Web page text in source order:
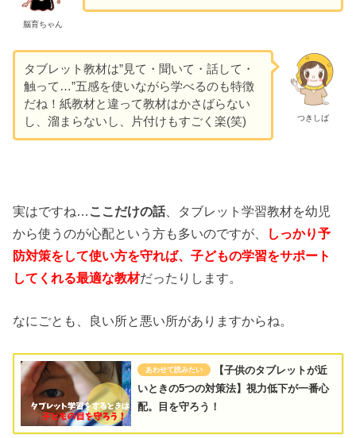
脳育ちゃん
つきしば
タブレット教材は”見て・聞いて・話して・
触って…”五感を使いながら学べるのも特徴
だね！紙教材と違って教材はかさばらない
し、溜まらないし、片付けもすごく楽(笑)
実はですね… ここだけの話、タブレット学習教材を幼児
から使うのが心配という方も多いのですが、
しっかり予
防対策をして使い方を守れば、子どもの学習をサポート
してくれる最適な教材だったりします。
なにごとも、良い所と悪い所がありますからね。
【子供のタブレットが近
いときの5つの対策法】視力低下が一番心
配。目を守ろう！